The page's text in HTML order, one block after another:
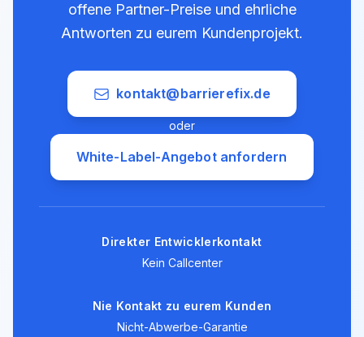
offene Partner-Preise und ehrliche
Antworten zu eurem Kundenprojekt.
kontakt@barrierefix.de
oder
White-Label-Angebot anfordern
Direkter Entwicklerkontakt
Kein Callcenter
Nie Kontakt zu eurem Kunden
Nicht-Abwerbe-Garantie